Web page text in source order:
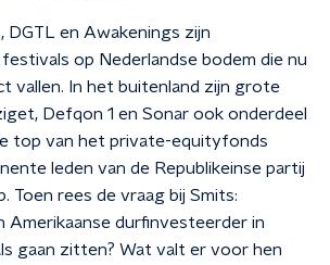
DGTL en Awakenings zijn
op Nederlandse bodem die nu
vallen. In het buitenland zijn grote
Defqon 1 en Sonar ook onderdeel
top van het private-equityfonds
leden van de Republikeinse partij
Toen rees de vraag bij Smits:
Amerikaanse durfinvesteerder in
gaan zitten? Wat valt er voor hen